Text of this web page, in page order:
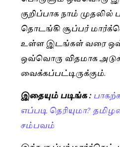
குறிப்பாக நாம்
தொடங்கி சூப்பர்
உள்ள இடங்கள் வரை
ஒவ்வொரு விதமாக
வைக்கப்பட்டிருக்கும்.
இதையும் படிங்க :
எப்படி தெரியுமா?
சம்பவம்